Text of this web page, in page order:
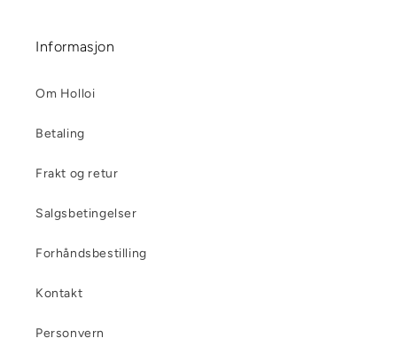
Informasjon
Om Holloi
Betaling
Frakt og retur
Salgsbetingelser
Forhåndsbestilling
Kontakt
Personvern